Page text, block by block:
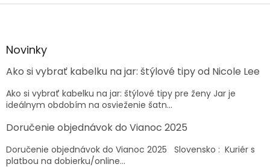
Z
äNovinky
Ako si vybrať kabelku na jar: štýlové tipy od Nicole Lee
Ako si vybrať kabelku na jar: štýlové tipy pre ženy Jar je
ideálnym obdobím na osvieženie šatn...
Doručenie objednávok do Vianoc 2025
Doručenie objednávok do Vianoc 2025 Slovensko : Kuriér s
platbou na dobierku/online...